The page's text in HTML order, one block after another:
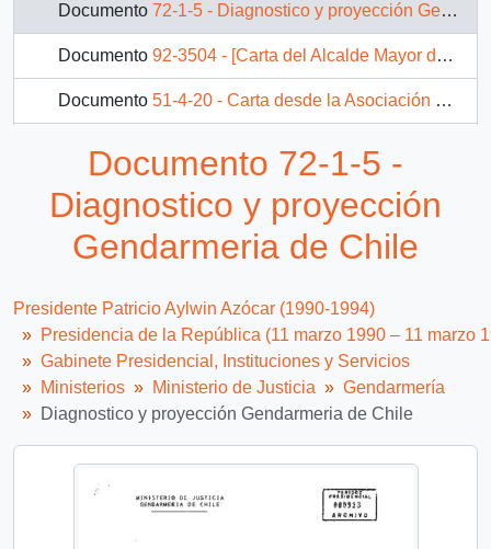
Documento 72-1-5 - Diagnostico y proyección Gendarmeria de Chile
Documento 92-3504 - [Carta del Alcalde Mayor de Gendarmería dirigida al Presidente Patricio Aylwin, referente a declaraciones ante la Comisión de Verdad y Reconciliación]
Documento 51-4-20 - Carta desde la Asociación Nacional de Funcionarios Penitenciarios, de su Presidente, sr. Milenko Mihovilovic E., dirigida al Señor Ministro del Interior Don Enrique Krauss R.
Documento 72-1-5 -
Diagnostico y proyección
Gendarmeria de Chile
Presidente Patricio Aylwin Azócar (1990-1994)
Presidencia de la República (11 marzo 1990 – 11 marzo
Gabinete Presidencial, Instituciones y Servicios
Ministerios
Ministerio de Justicia
Gendarmería
Diagnostico y proyección Gendarmeria de Chile